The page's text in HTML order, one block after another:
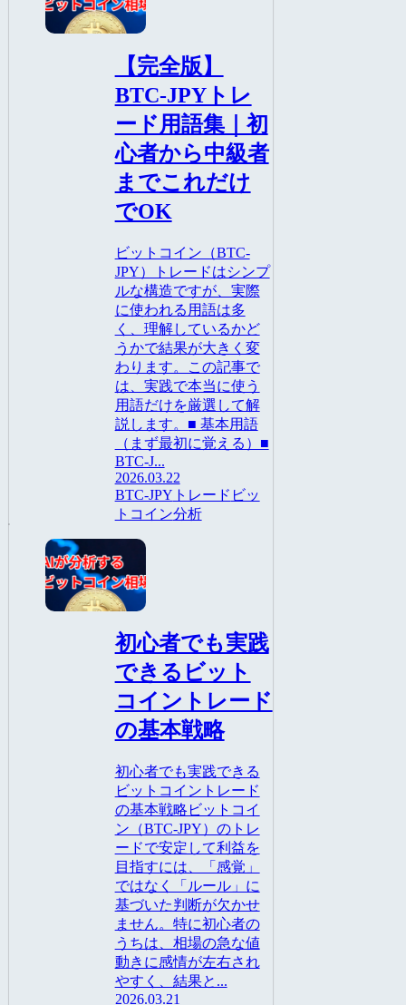
【完全版】
BTC-JPYトレ
ード用語集｜初
心者から中級者
までこれだけ
でOK
ビットコイン（BTC-
JPY）トレードはシンプ
ルな構造ですが、実際
に使われる用語は多
く、理解しているかど
うかで結果が大きく変
わります。この記事で
は、実践で本当に使う
用語だけを厳選して解
説します。■ 基本用語
（まず最初に覚える）■
BTC-J...
2026.03.22
BTC-JPY トレード ビッ
トコイン分析
初心者でも実践
できるビット
コイントレード
の基本戦略
初心者でも実践できる
ビットコイントレード
の基本戦略ビットコイ
ン（BTC-JPY）のトレ
ードで安定して利益を
目指すには、「感覚」
ではなく「ルール」に
基づいた判断が欠かせ
ません。特に初心者の
うちは、相場の急な値
動きに感情が左右され
やすく、結果と...
2026.03.21